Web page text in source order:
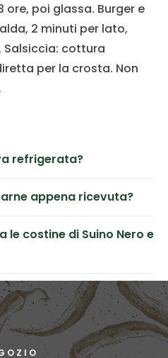
ore, poi glassa. Burger e
2 minuti per lato,
Salsiccia: cottura
per la crosta. Non
refrigerata?
appena ricevuta?
le costine di Suino Nero e